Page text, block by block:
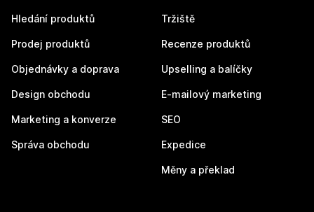
Hledání produktů
Prodej produktů
Objednávky a doprava
Design obchodu
Marketing a konverze
Správa obchodu
Tržiště
Recenze produktů
Upselling a balíčky
E-mailový marketing
SEO
Expedice
Měny a překlad